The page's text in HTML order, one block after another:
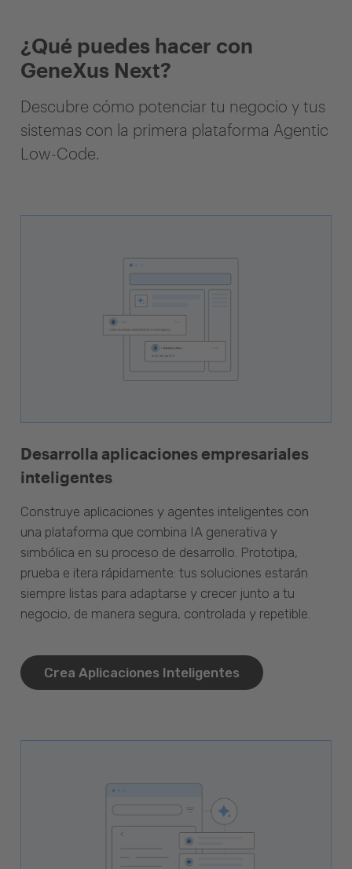
¿Qué puedes hacer con
GeneXus Next?
Descubre cómo potenciar tu negocio y tus
sistemas con la primera plataforma Agentic
Low-Code.
Desarrolla aplicaciones empresariales
inteligentes
Construye aplicaciones y agentes inteligentes con
una plataforma que combina IA generativa y
simbólica en su proceso de desarrollo. Prototipa,
prueba e itera rápidamente: tus soluciones estarán
siempre listas para adaptarse y crecer junto a tu
negocio, de manera segura, controlada y repetible.
Crea Aplicaciones Inteligentes